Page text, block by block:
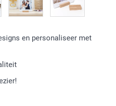
en personaliseer met